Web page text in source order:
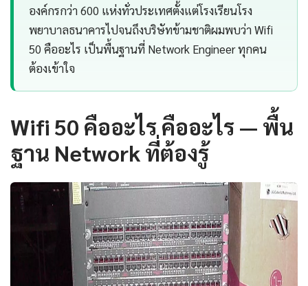
องค์กรกว่า 600 แห่งทั่วประเทศตั้งแต่โรงเรียนโรง
พยาบาลธนาคารไปจนถึงบริษัทข้ามชาติผมพบว่า Wifi
50 คืออะไร เป็นพื้นฐานที่ Network Engineer ทุกคน
ต้องเข้าใจ
Wifi 50 คืออะไร คืออะไร — พื้น
ฐาน Network ที่ต้องรู้